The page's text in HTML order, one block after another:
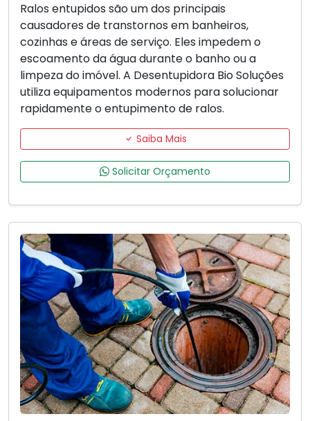
Ralos entupidos são um dos principais
causadores de transtornos em banheiros,
cozinhas e áreas de serviço. Eles impedem o
escoamento da água durante o banho ou a
limpeza do imóvel. A Desentupidora Bio Soluções
utiliza equipamentos modernos para solucionar
rapidamente o entupimento de ralos.
Saiba Mais
Solicitar Orçamento